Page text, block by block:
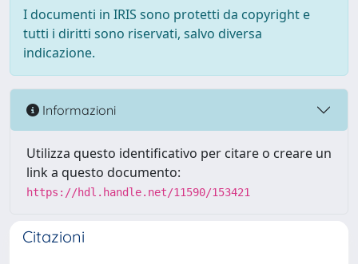
I documenti in IRIS sono protetti da copyright e
tutti i diritti sono riservati, salvo diversa
indicazione.
Informazioni
Utilizza questo identificativo per citare o creare un
link a questo documento:
https://hdl.handle.net/11590/153421
Citazioni